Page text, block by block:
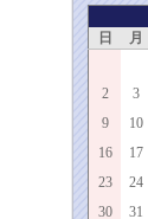
日
月
2
3
9
10
16
17
23
24
30
31